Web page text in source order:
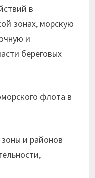
в
зонах, морскую
и
береговых
флота в
и районов